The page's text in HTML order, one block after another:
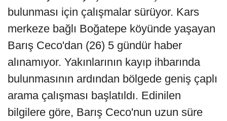
bulunması için çalışmalar sürüyor. Kars
merkeze bağlı Boğatepe köyünde yaşayan
Barış Ceco'dan (26) 5 gündür haber
alınamıyor. Yakınlarının kayıp ihbarında
bulunmasının ardından bölgede geniş çaplı
arama çalışması başlatıldı. Edinilen
bilgilere göre, Barış Ceco'nun uzun süre